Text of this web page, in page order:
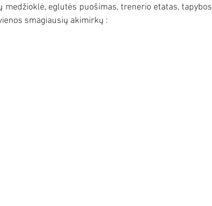
eglutės puošimas, trenerio etatas, tapybos
smagiausių akimirkų :